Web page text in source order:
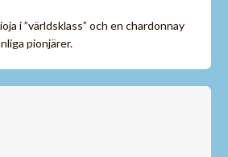
i ”världsklass” och en chardonnay
pionjärer.